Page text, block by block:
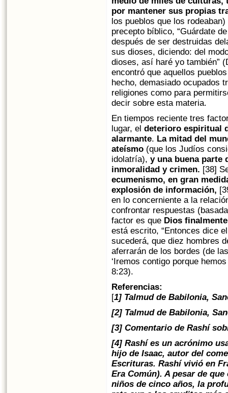
por mantener sus propias
los pueblos que los
precepto bíblico, “Guárdate
después de ser destruidas
sus dioses, diciendo: del
dioses, así haré yo también”
encontró que aquellos
hecho, demasiado ocupados
religiones como para
decir sobre esta materia.
En tiempos reciente tres
lugar, el deterioro espiritual
alarmante. La mitad del
ateísmo (que los Judíos
idolatría), y una buena parte
inmoralidad y crimen. [38]
ecumenismo, en gran
explosión de información,
en lo concerniente a la
confrontar respuestas
factor es que Dios
está escrito, “Entonces dice
sucederá, que diez hombres
aferrarán de los bordes (de
‘Iremos contigo porque
8:23).
Referencias:
[1] Talmud de Babilonia,
[2] Talmud de Babilonia,
[3] Comentario de Rashí
[4] Rashí es un acrónimo
hijo de Isaac, autor del
Escrituras. Rashí vivió en
Era Común). A pesar de
niños de cinco años, la